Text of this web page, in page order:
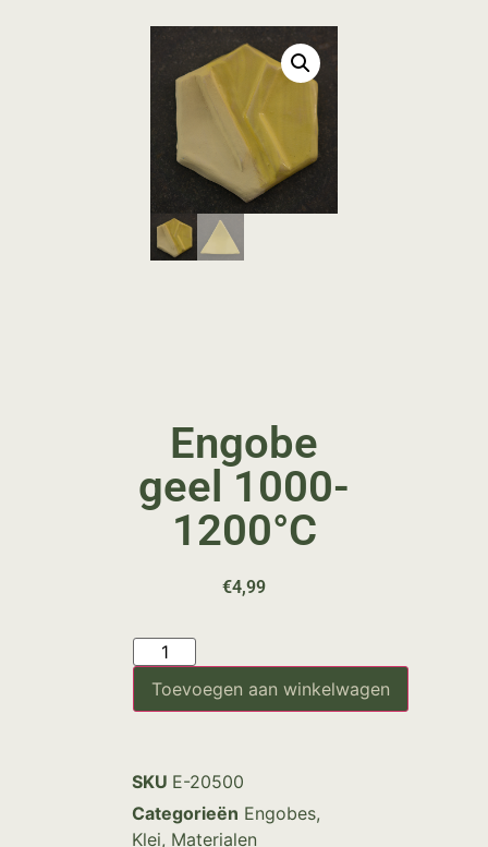
Engobe
geel 1000-
1200°C
€4,99
Toevoegen aan winkelwagen
SKU E-20500
Categorieën Engobes,
Klei, Materialen